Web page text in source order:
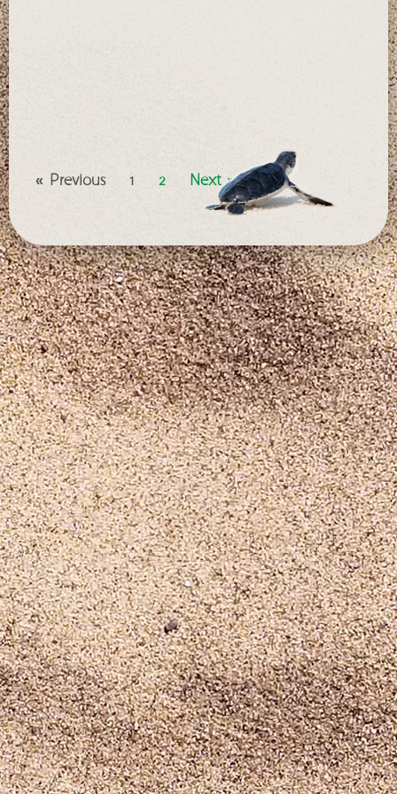
« Previous 1 2 Next »